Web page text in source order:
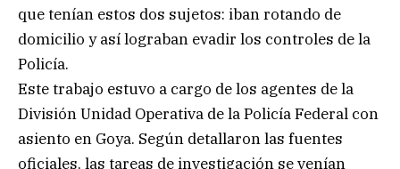
que tenían estos dos sujetos: iban rotando de
domicilio y así lograban evadir los controles de la
Policía.
Este trabajo estuvo a cargo de los agentes de la
División Unidad Operativa de la Policía Federal con
asiento en Goya. Según detallaron las fuentes
oficiales, las tareas de investigación se venían